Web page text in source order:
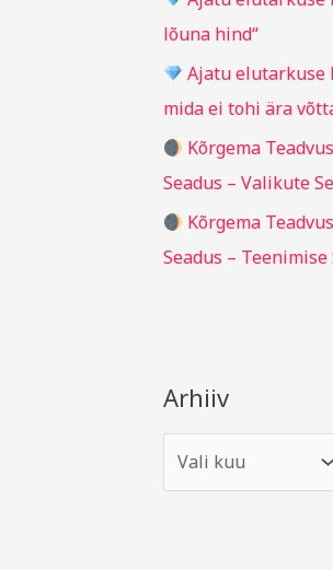
:lõuna hind“
Ajatu elutarkuse
mida ei tohi ära
Kõrgema
Seadus – Valikute
Kõrgema
Seadus – Teenimise
Arhiiv